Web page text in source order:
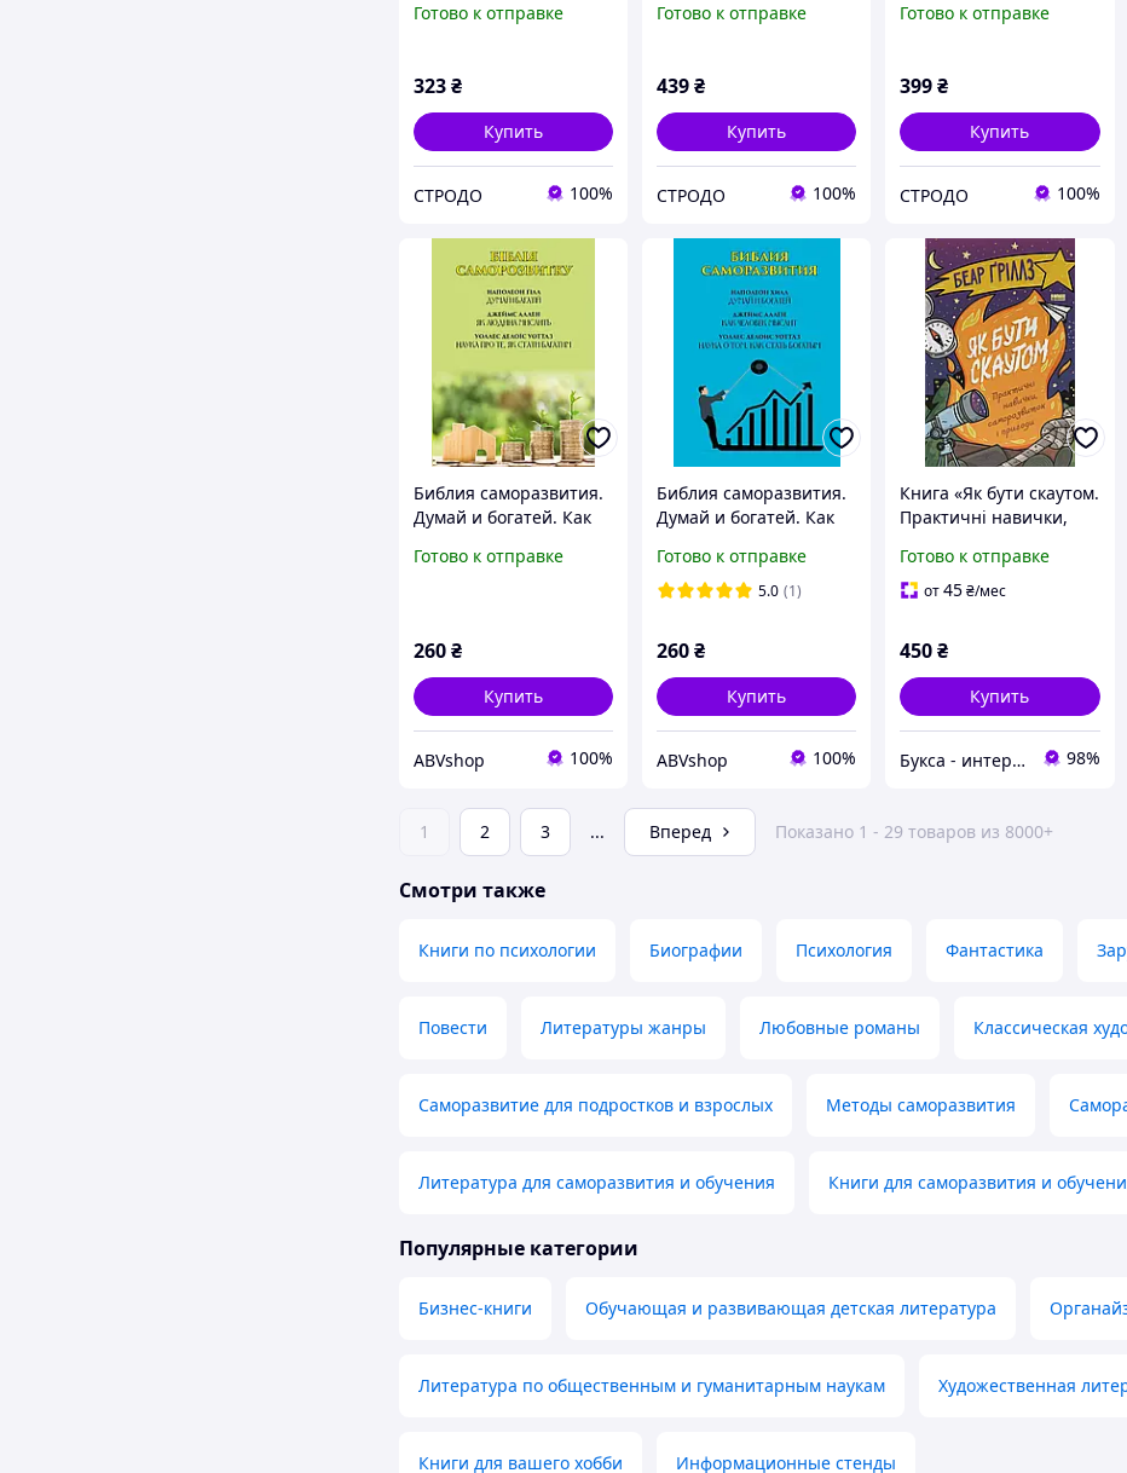
Наполеон Гілл, Уоллес
Готово к отправке
323₴
Купить
СТРОДО 100%
Брюс Д. Перрі, Опра
Готово к отправке
439₴
Купить
СТРОДО 100%
Еш Амбірдж (Vivat)
Готово к отправке
399₴
Купить
СТРОДО 100%
Библия саморазвития.
Думай и богатей. Как
о том, как стать
Готово к отправке
260₴
Купить
ABVshop 100%
Библия саморазвития.
Думай и богатей. Как
о том, как стать
богатым
Готово к отправке
5.0 (1)
260₴
Купить
ABVshop 100%
Книга «Як бути скаутом.
Практичні навички,
пригоди». Автор - Беар
Ґріллз
Готово к отправке
от45₴/мес
450₴
Купить
Букса - интернет-магазин книг, товаров для детей и подарков 98%
1 2 3 ... Вперед Показано 1 - 29 товаров из 8000+
Смотри также
Книги по психологии Биографии Психология Фантастика
Повести Литературы жанры Любовные романы Классическая
Саморазвитие для подростков и взрослых Методы саморазвития
Литература для саморазвития и обучения Книги для саморазвития и
Популярные категории
Бизнес-книги Обучающая и развивающая детская литература
Литература по общественным и гуманитарным наукам Художественная
Книги для вашего хобби Информационные стенды